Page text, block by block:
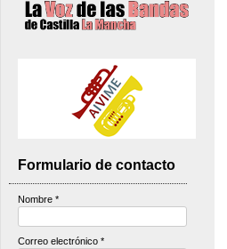
Formulario de contacto
Nombre *
Correo electrónico *